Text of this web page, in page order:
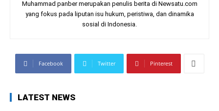
Muhammad panber merupakan penulis berita di Newsatu.com
yang fokus pada liputan isu hukum, peristiwa, dan dinamika
sosial di Indonesia.
Facebook Twitter Pinterest
LATEST NEWS